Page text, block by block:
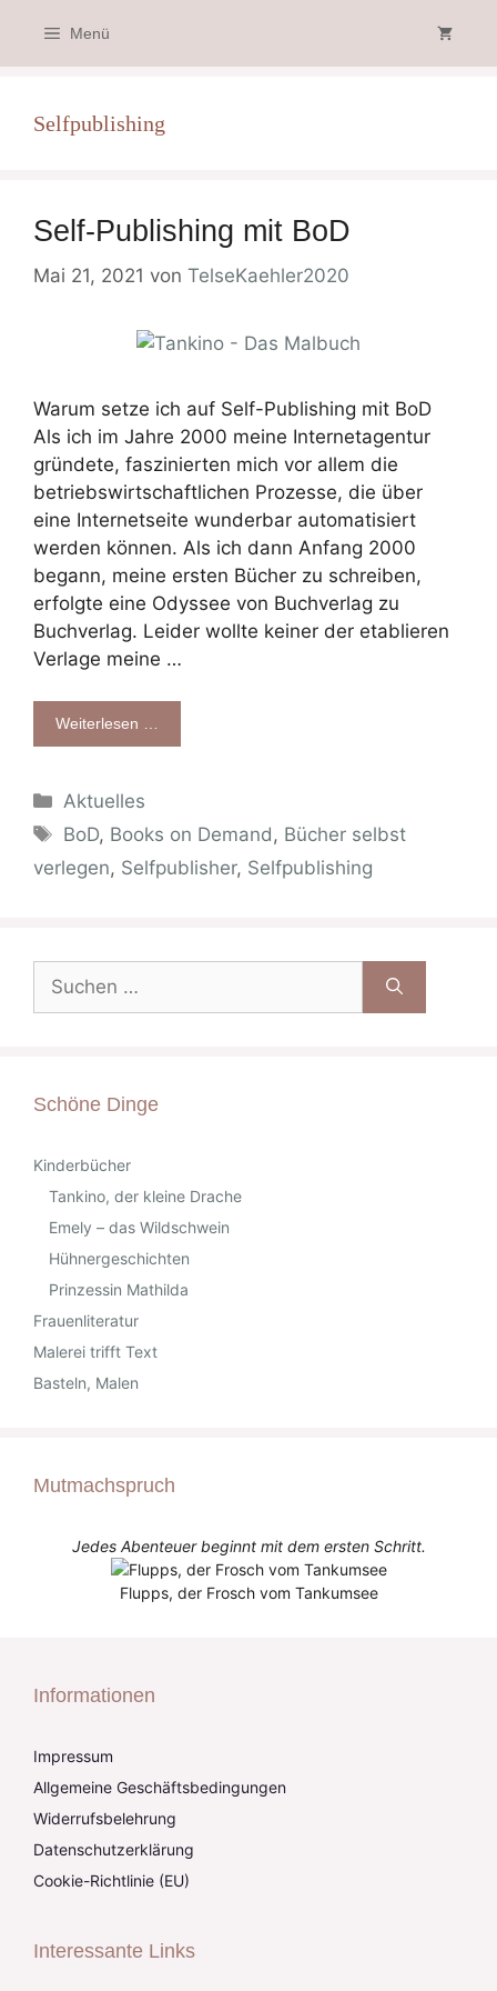
Inhalt
springen
Menü
Selfpublishing
Self-Publishing mit BoD
Mai 21, 2021 von TelseKaehler2020
Warum setze ich auf Self-Publishing mit BoD
Als ich im Jahre 2000 meine Internetagentur
gründete, faszinierten mich vor allem die
betriebswirtschaftlichen Prozesse, die über
eine Internetseite wunderbar automatisiert
werden können. Als ich dann Anfang 2000
begann, meine ersten Bücher zu schreiben,
erfolgte eine Odyssee von Buchverlag zu
Buchverlag. Leider wollte keiner der etablieren
Verlage meine …
Weiterlesen …
Kategorien
Aktuelles
Schlagwörter
BoD, Books on Demand, Bücher selbst
verlegen, Selfpublisher, Selfpublishing
nach:
Schöne Dinge
Kinderbücher
Tankino, der kleine Drache
Emely – das Wildschwein
Hühnergeschichten
Prinzessin Mathilda
Frauenliteratur
Malerei trifft Text
Basteln, Malen
Mutmachspruch
Jedes Abenteuer beginnt mit dem ersten Schritt.
Flupps, der Frosch vom Tankumsee
Informationen
Impressum
Allgemeine Geschäftsbedingungen
Widerrufsbelehrung
Datenschutzerklärung
Cookie-Richtlinie (EU)
Interessante Links